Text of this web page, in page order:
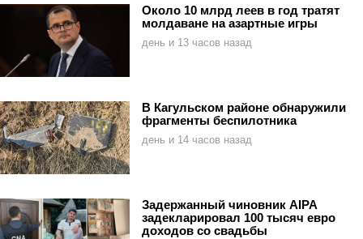
Около 10 млрд леев в год тратят
молдаване на азартные игры
день и 13 часов назад
В Кагульском районе обнаружили
фрагменты беспилотника
день и 14 часов назад
Задержанный чиновник AIPA
задекларировал 100 тысяч евро
доходов со свадьбы